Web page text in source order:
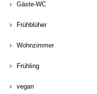
Gäste-WC
Frühblüher
Wohnzimmer
Frühling
vegan